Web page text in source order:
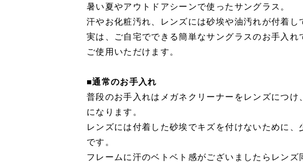
暑い夏やアウトドアシーンで使ったサングラス。
汗やお化粧汚れ、レンズには砂埃や油汚れが付着し
実は、ご自宅でできる簡単なサングラスのお手入れ
ご使用いただけます。
■通常のお手入れ
普段のお手入れはメガネクリーナーをレンズにつけ
になります。
レンズには付着した砂埃でキズを付けないために
です。
フレームに汗のベトベト感がございましたらレンズ